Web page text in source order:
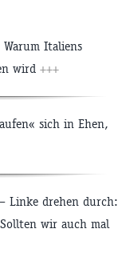
Italiens
wird +++
sich in Ehen,
Linke drehen durch:
wir auch mal